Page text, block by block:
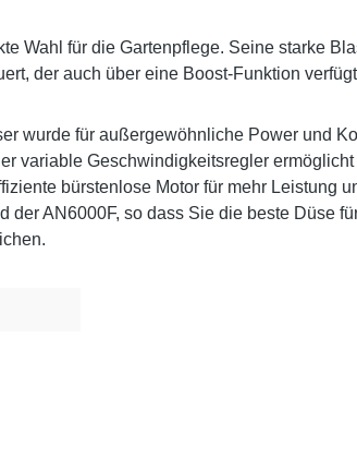
Wahl für die Gartenpflege. Seine starke
der auch über eine Boost-Funktion
wurde für außergewöhnliche Power und
variable Geschwindigkeitsregler
bürstenlose Motor für mehr Leistung
AN6000F, so dass Sie die beste Düse